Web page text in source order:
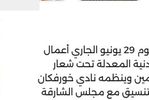
تحت رعاية سمو الشيخ عبد الله بن سالم القاسمي، نائب حاكم الشارقة، تنطلق يوم 29 يونيو الجاري أعمال
المعدلة تحت شعار
وينظمه نادي خورفكان
مع مجلس الشارقة